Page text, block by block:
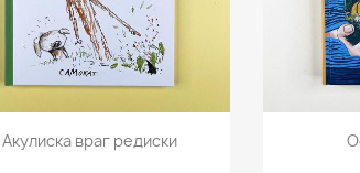
Просмотр
Акулиска враг редиски